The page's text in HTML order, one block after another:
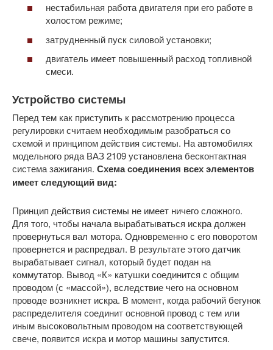
нестабильная работа двигателя при его работе в
холостом режиме;
затрудненный пуск силовой установки;
двигатель имеет повышенный расход топливной
смеси.
Устройство системы
Перед тем как приступить к рассмотрению процесса
регулировки считаем необходимым разобраться со
схемой и принципом действия системы. На автомобилях
модельного ряда ВАЗ 2109 установлена бесконтактная
система зажигания. Схема соединения всех элементов
имеет следующий вид:
Принцип действия системы не имеет ничего сложного.
Для того, чтобы начала вырабатываться искра должен
провернуться вал мотора. Одновременно с его поворотом
провернется и распредвал. В результате этого датчик
вырабатывает сигнал, который будет подан на
коммутатор. Вывод «К» катушки соединится с общим
проводом (с «массой»), вследствие чего на основном
проводе возникнет искра. В момент, когда рабочий бегунок
распределителя соединит основной провод с тем или
иным высоковольтным проводом на соответствующей
свече, появится искра и мотор машины запустится.